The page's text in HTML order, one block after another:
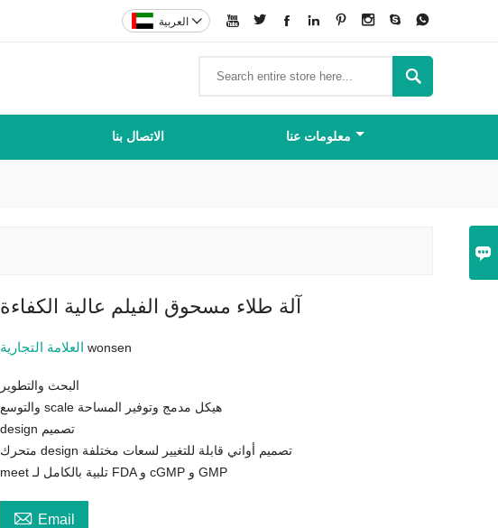

        العربية 

الاتصال بنا معلومات عنا
آلة طلاء مسحوق الفيلم عالية الكفاءة
العلامة التجاريةwonsen
البحث والتطوير
والتوسع scale هيكل مدمج وتوفير المساحة
design تصميم
متحرك design تصميم أواني قابلة للتغيير لسعات مختلفة
meet تلبية بالكامل لـ FDA و cGMP و GMP
 Email